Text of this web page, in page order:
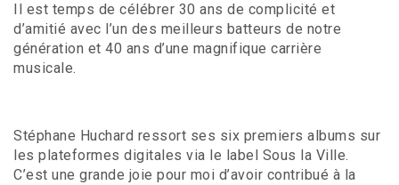
Il est temps de célébrer 30 ans de complicité et
d’amitié avec l’un des meilleurs batteurs de notre
génération et 40 ans d’une magnifique carrière
musicale.
Stéphane Huchard ressort ses six premiers albums sur
les plateformes digitales via le label Sous la Ville.
C’est une grande joie pour moi d’avoir contribué à la